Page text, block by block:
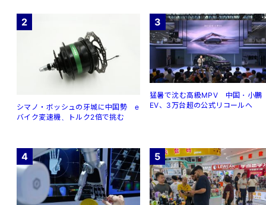
2
シマノ・ボッシュの牙城に中国勢 e
バイク変速機、トルク2倍で挑む
3
猛暑で沈む高級MPV 中国・小鵬
EV、3万台超の公式リコールへ
4 5